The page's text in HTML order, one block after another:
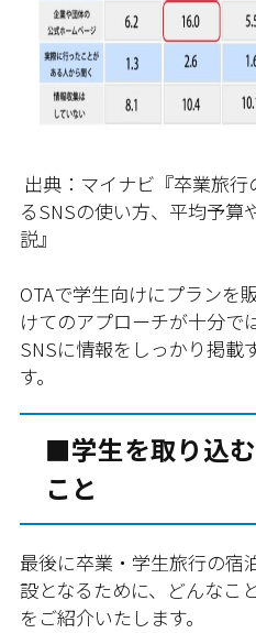
出典：マイナビ『卒業旅
るSNSの使い方、平均予算
説』
OTAで学生向けにプランを
けてのアプローチが十分
SNSに情報をしっかり掲載
す。
■学生を取り込
こと
最後に卒業・学生旅行の宿
設となるために、どんなこ
をご紹介いたします。